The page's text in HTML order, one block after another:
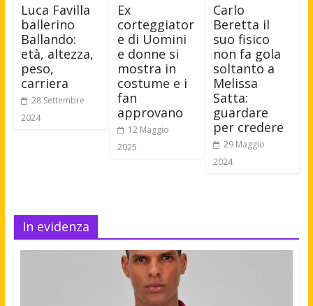
Luca Favilla
ballerino
Ballando:
età, altezza,
peso,
carriera
28 Settembre
2024
Ex
corteggiator
e di Uomini
e donne si
mostra in
costume e i
fan
approvano
12 Maggio
2025
Carlo
Beretta il
suo fisico
non fa gola
soltanto a
Melissa
Satta:
guardare
per credere
29 Maggio
2024
In evidenza